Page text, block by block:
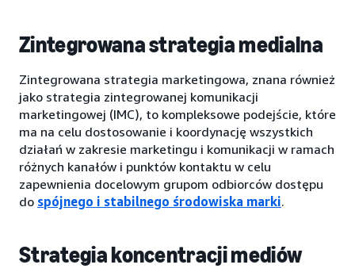
Zintegrowana strategia medialna
Zintegrowana strategia marketingowa, znana również
jako strategia zintegrowanej komunikacji
marketingowej (IMC), to kompleksowe podejście, które
ma na celu dostosowanie i koordynację wszystkich
działań w zakresie marketingu i komunikacji w ramach
różnych kanałów i punktów kontaktu w celu
zapewnienia docelowym grupom odbiorców dostępu
do spójnego i stabilnego środowiska marki.
Strategia koncentracji mediów